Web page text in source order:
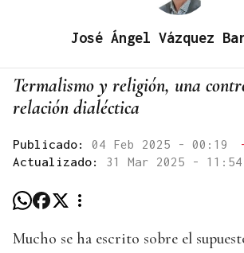
José Ángel Vázquez
Termalismo y religión, una
relación dialéctica
Publicado: 04 Feb 2025 - 00:19
Actualizado: 31 Mar 2025 - 11:54
Mucho se ha escrito sobre el